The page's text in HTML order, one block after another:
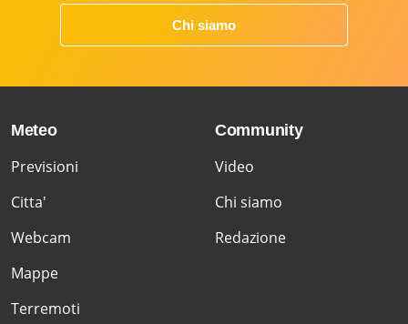
Chi siamo
Meteo
Previsioni
Citta'
Webcam
Mappe
Terremoti
Community
Video
Chi siamo
Redazione